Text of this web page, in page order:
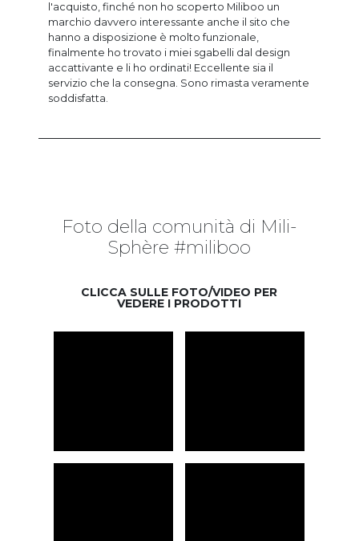
l'acquisto, finché non ho scoperto Miliboo un
marchio davvero interessante anche il sito che
hanno a disposizione è molto funzionale,
finalmente ho trovato i miei sgabelli dal design
accattivante e li ho ordinati! Eccellente sia il
servizio che la consegna. Sono rimasta veramente
soddisfatta.
Foto della comunità di Mili-
Sphère #miliboo
CLICCA SULLE FOTO/VIDEO PER
VEDERE I PRODOTTI